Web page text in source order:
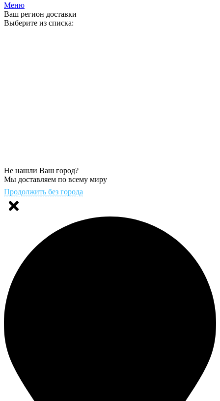
Меню
Ваш регион доставки
Выберите из списка:
Не нашли Ваш город?
Мы доставляем по всему миру
Продолжить без города